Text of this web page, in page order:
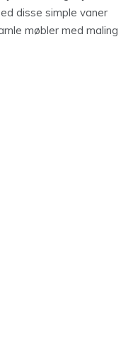
disse simple vaner
møbler med maling